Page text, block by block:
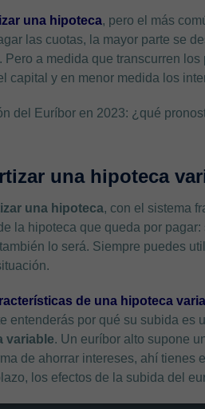
una hipoteca, pero el más
las cuotas, la mayor parte se
. Pero a medida que transcurren
capital y en menor medida los
del Euríbor en 2023: ¿qué
una hipoteca
una hipoteca, con el sistema
la hipoteca que queda por
lo será. Siempre puedes
de una hipoteca
entenderás por qué su subida es
variable. Un euríbor alto supone
de ahorrar intereses, ahí tienes
los efectos de la subida del